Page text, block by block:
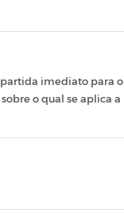
partida imediato para o
o qual se aplica a